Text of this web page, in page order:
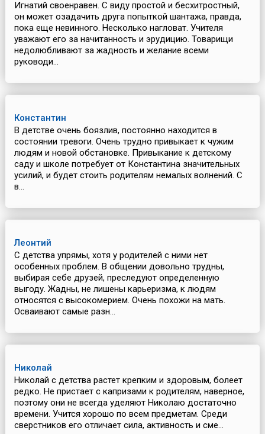
Игнатий своенравен. С виду простой и бесхитростный,
он может озадачить друга попыткой шантажа, правда,
пока еще невинного. Несколько нагловат. Учителя
уважают его за начитанность и эрудицию. Товарищи
недолюбливают за жадность и желание всеми
руководи...
Константин
В детстве очень боязлив, постоянно находится в
состоянии тревоги. Очень трудно привыкает к чужим
людям и новой обстановке. Привыкание к детскому
саду и школе потребует от Константина значительных
усилий, и будет стоить родителям немалых волнений. С
в...
Леонтий
С детства упрямы, хотя у родителей с ними нет
особенных проблем. В общении довольно трудны,
выбирая себе друзей, преследуют определенную
выгоду. Жадны, не лишены карьеризма, к людям
относятся с высокомерием. Очень похожи на мать.
Осваивают самые разн...
Николай
Николай с детства растет крепким и здоровым, болеет
редко. Не пристает с капризами к родителям, наверное,
поэтому они не всегда уделяют Николаю достаточно
времени. Учится хорошо по всем предметам. Среди
сверстников его отличает сила, активность и сме...